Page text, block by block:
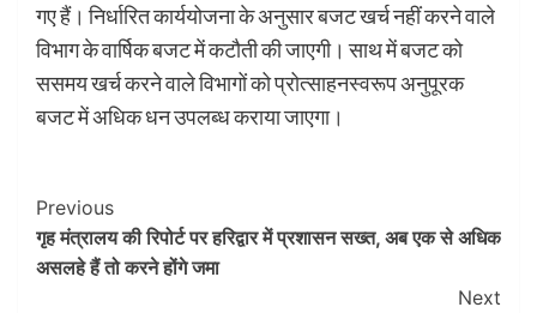
गए हैं। निर्धारित कार्ययोजना के अनुसार बजट खर्च नहीं करने वाले
विभाग के वार्षिक बजट में कटौती की जाएगी। साथ में बजट को
ससमय खर्च करने वाले विभागों को प्रोत्साहनस्वरूप अनुपूरक
बजट में अधिक धन उपलब्ध कराया जाएगा।
Post
Navigation
Previous
गृह मंत्रालय की रिपोर्ट पर हरिद्वार में प्रशासन सख्त, अब एक से अधिक
असलहे हैं तो करने होंगे जमा
Next